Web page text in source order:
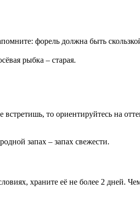
форель должна быть
рыбка – старая.
то ориентируйтесь на
запах – запах свежести.
храните её не более 2 дней.